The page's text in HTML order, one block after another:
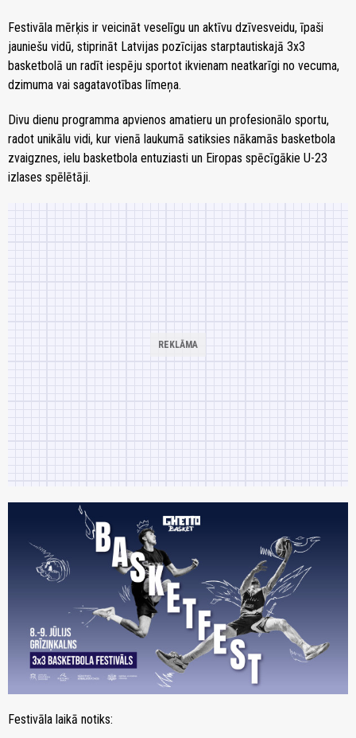
Festivāla mērķis ir veicināt veselīgu un aktīvu dzīvesveidu, īpaši
jauniešu vidū, stiprināt Latvijas pozīcijas starptautiskajā 3x3
basketbolā un radīt iespēju sportot ikvienam neatkarīgi no vecuma,
dzimuma vai sagatavotības līmeņa.
Divu dienu programma apvienos amatieru un profesionālo sportu,
radot unikālu vidi, kur vienā laukumā satiksies nākamās basketbola
zvaigznes, ielu basketbola entuziasti un Eiropas spēcīgākie U-23
izlases spēlētāji.
Festivāla laikā notiks: